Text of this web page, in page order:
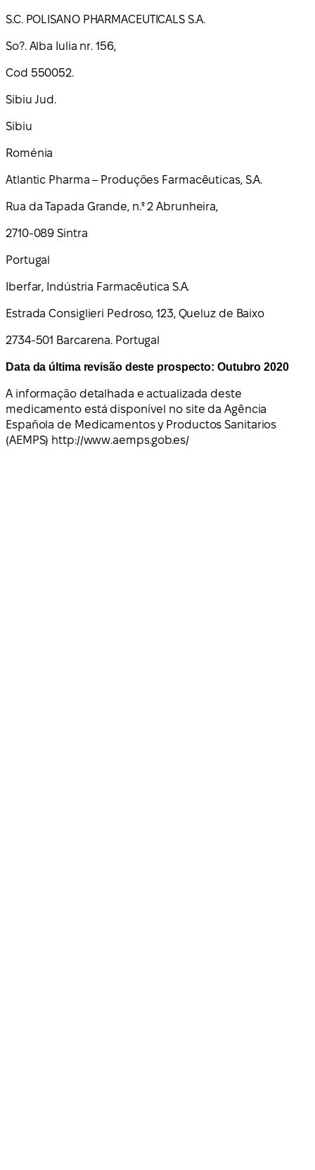
S.C. POLISANO PHARMACEUTICALS S.A.
So?. Alba Iulia nr. 156,
Cod 550052.
Sibiu Jud.
Sibiu
Roménia
Atlantic Pharma – Produções Farmacêuticas, S.A.
Rua da Tapada Grande, n.º 2 Abrunheira,
2710-089 Sintra
Portugal
Iberfar, Indústria Farmacêutica S.A.
Estrada Consiglieri Pedroso, 123, Queluz de Baixo
2734-501 Barcarena. Portugal
Data da última revisão deste prospecto: Outubro 2020
A informação detalhada e actualizada deste
medicamento está disponível no site da Agência
Española de Medicamentos y Productos Sanitarios
(AEMPS) http://www.aemps.gob.es/